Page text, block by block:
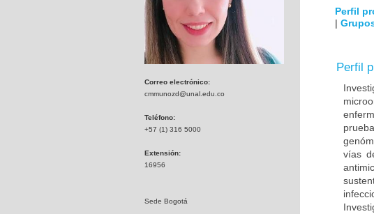
Correo electrónico:
cmmunozd@unal.edu.co
Teléfono:
+57 (1) 316 5000
Extensión:
16956
Sede Bogotá
Perfil
|
Perfil
vías